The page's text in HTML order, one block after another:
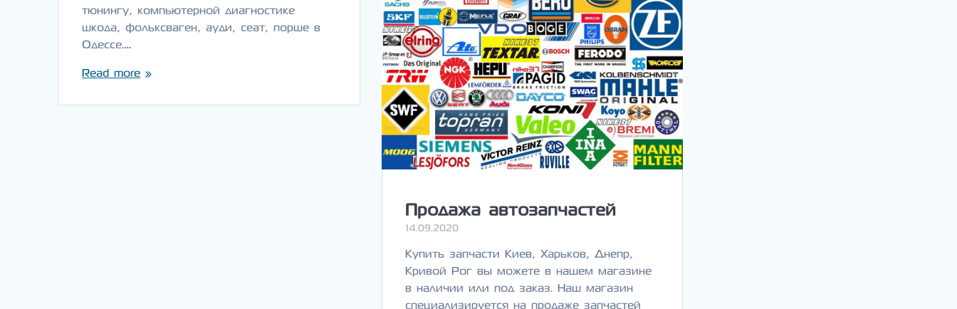
тюнингу, компьютерной диагностике
шкода, фольксваген, ауди, сеат, порше в
Одессе.…
Read more
Продажа автозапчастей
14.09.2020
Купить запчасти Киев, Харьков, Днепр,
Кривой Рог вы можете в нашем магазине
в наличии или под заказ. Наш магазин
специализируется на продаже запчастей